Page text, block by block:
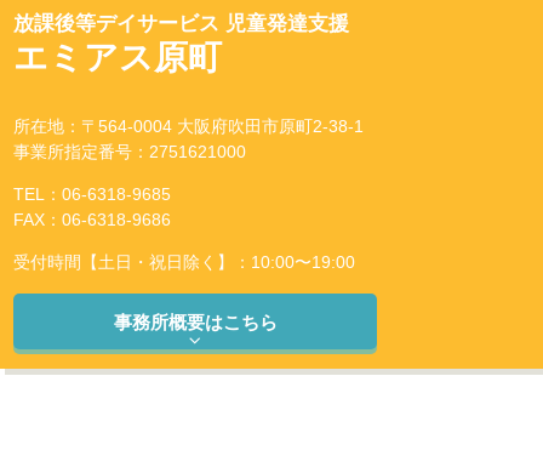
放課後等デイサービス 児童発達支援
エミアス原町
所在地：〒564-0004 大阪府吹田市原町2-38-1
事業所指定番号：2751621000
TEL：06-6318-9685
FAX：06-6318-9686
受付時間【土日・祝日除く】：10:00〜19:00
事務所概要はこちら